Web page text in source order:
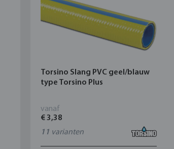
Torsino Slang PVC geel/blauw
type Torsino Plus
vanaf
€ 3,38
11 varianten